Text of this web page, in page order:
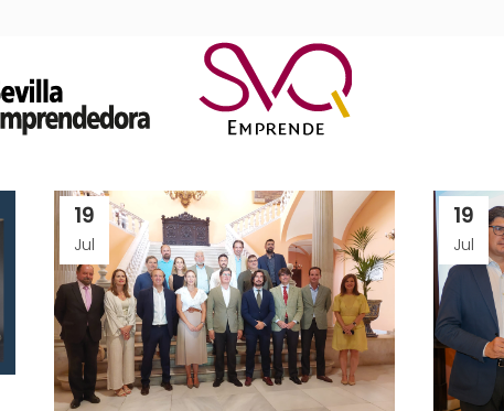
19
Jul
19
Jul